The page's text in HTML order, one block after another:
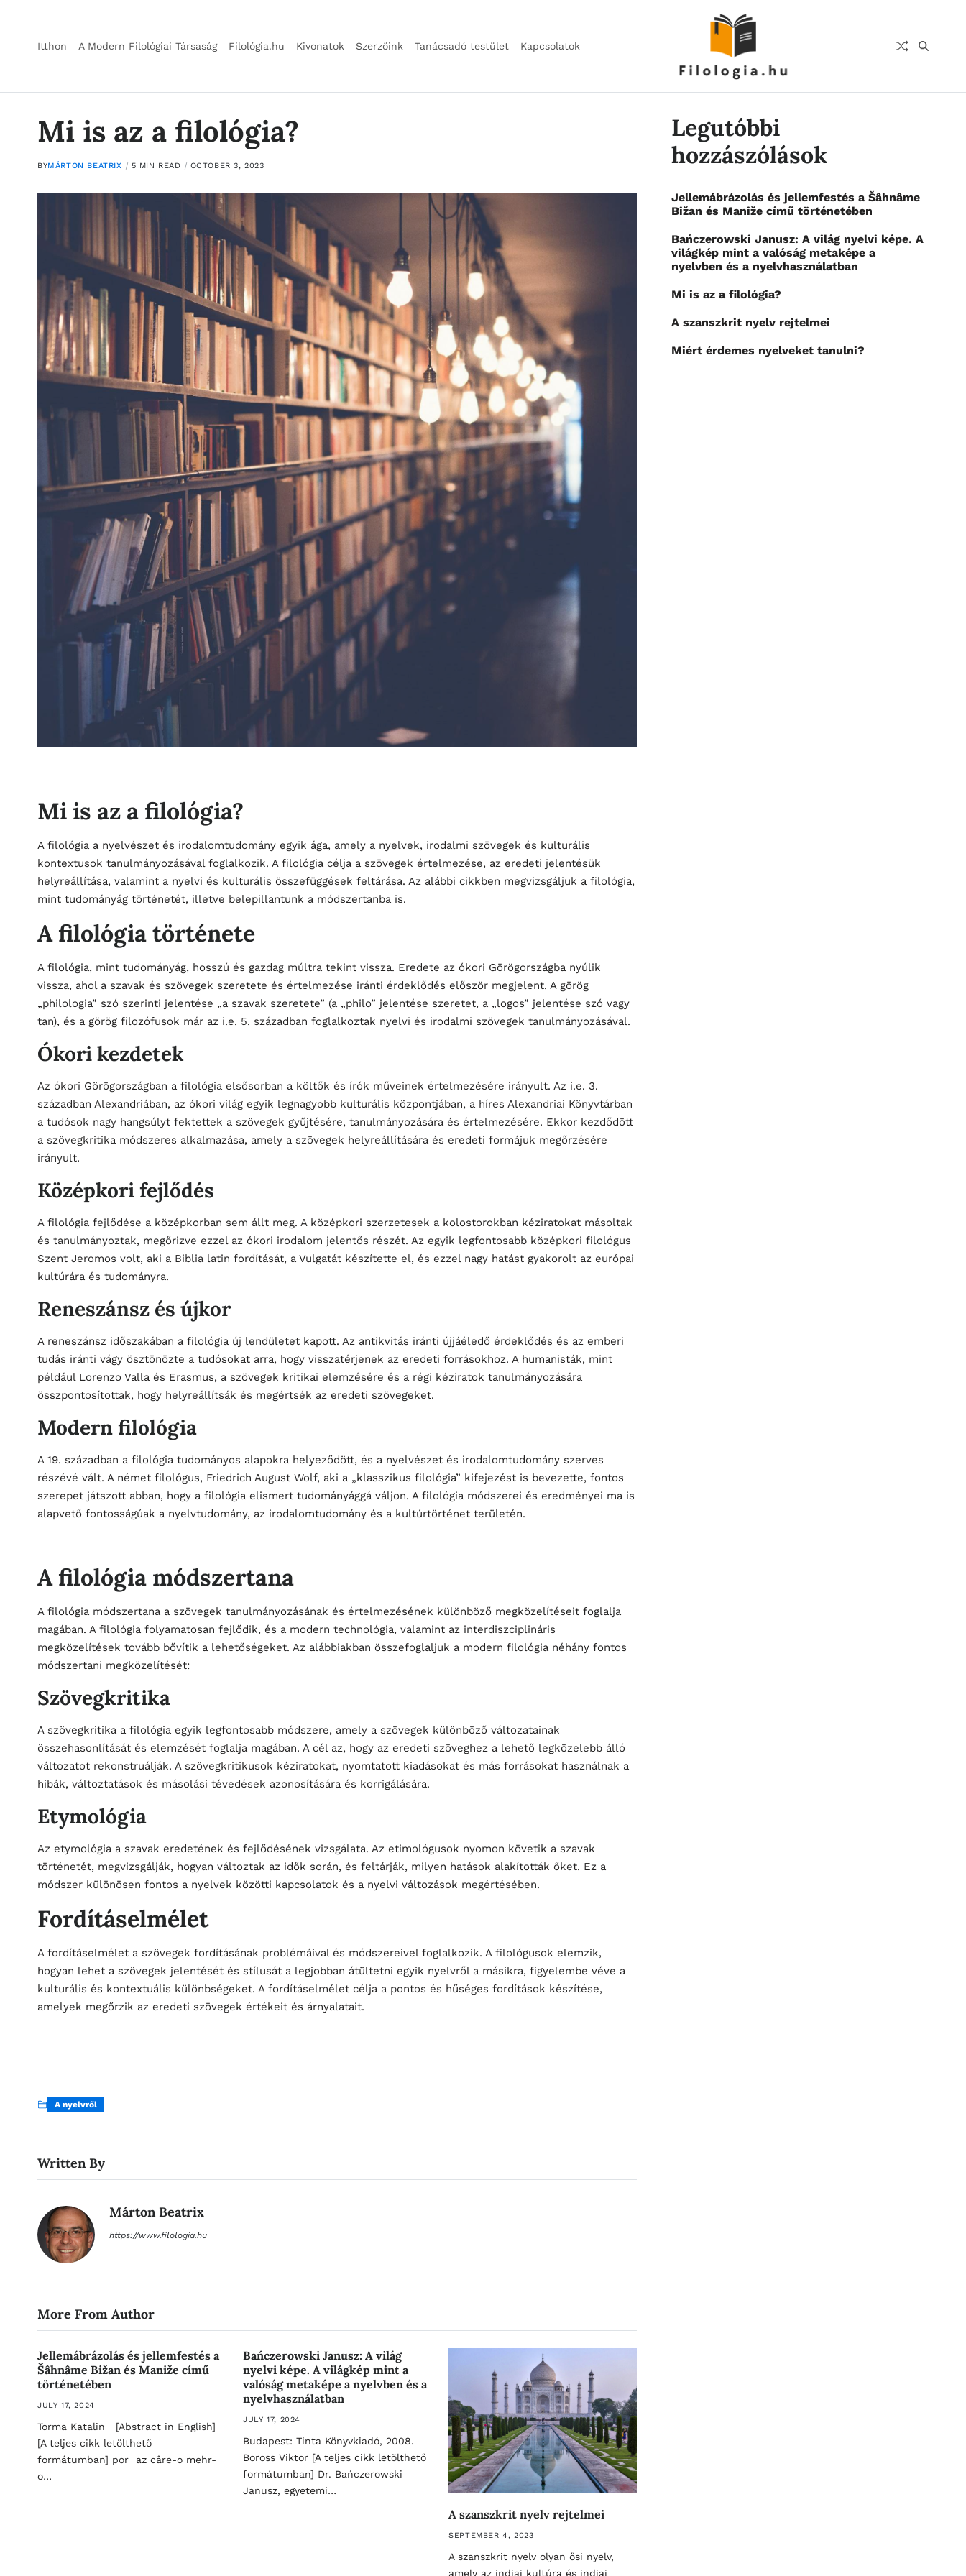
Itthon A Modern Filológiai Társaság Filológia.hu Kivonatok Szerzőink Tanácsadó testület Kapcsolatok
Mi is az a filológia?
BYMÁRTON BEATRIX 5 MIN READ OCTOBER 3, 2023
Mi is az a filológia?
A filológia a nyelvészet és irodalomtudomány egyik ága, amely a nyelvek, irodalmi szövegek és kulturális
kontextusok tanulmányozásával foglalkozik. A filológia célja a szövegek értelmezése, az eredeti jelentésük
helyreállítása, valamint a nyelvi és kulturális összefüggések feltárása. Az alábbi cikkben megvizsgáljuk a filológia,
mint tudományág történetét, illetve belepillantunk a módszertanba is.
A filológia története
A filológia, mint tudományág, hosszú és gazdag múltra tekint vissza. Eredete az ókori Görögországba nyúlik
vissza, ahol a szavak és szövegek szeretete és értelmezése iránti érdeklődés először megjelent. A görög
„philologia” szó szerinti jelentése „a szavak szeretete” (a „philo” jelentése szeretet, a „logos” jelentése szó vagy
tan), és a görög filozófusok már az i.e. 5. században foglalkoztak nyelvi és irodalmi szövegek tanulmányozásával.
Ókori kezdetek
Az ókori Görögországban a filológia elsősorban a költők és írók műveinek értelmezésére irányult. Az i.e. 3.
században Alexandriában, az ókori világ egyik legnagyobb kulturális központjában, a híres Alexandriai Könyvtárban
a tudósok nagy hangsúlyt fektettek a szövegek gyűjtésére, tanulmányozására és értelmezésére. Ekkor kezdődött
a szövegkritika módszeres alkalmazása, amely a szövegek helyreállítására és eredeti formájuk megőrzésére
irányult.
Középkori fejlődés
A filológia fejlődése a középkorban sem állt meg. A középkori szerzetesek a kolostorokban kéziratokat másoltak
és tanulmányoztak, megőrizve ezzel az ókori irodalom jelentős részét. Az egyik legfontosabb középkori filológus
Szent Jeromos volt, aki a Biblia latin fordítását, a Vulgatát készítette el, és ezzel nagy hatást gyakorolt az európai
kultúrára és tudományra.
Reneszánsz és újkor
A reneszánsz időszakában a filológia új lendületet kapott. Az antikvitás iránti újjáéledő érdeklődés és az emberi
tudás iránti vágy ösztönözte a tudósokat arra, hogy visszatérjenek az eredeti forrásokhoz. A humanisták, mint
például Lorenzo Valla és Erasmus, a szövegek kritikai elemzésére és a régi kéziratok tanulmányozására
összpontosítottak, hogy helyreállítsák és megértsék az eredeti szövegeket.
Modern filológia
A 19. században a filológia tudományos alapokra helyeződött, és a nyelvészet és irodalomtudomány szerves
részévé vált. A német filológus, Friedrich August Wolf, aki a „klasszikus filológia” kifejezést is bevezette, fontos
szerepet játszott abban, hogy a filológia elismert tudományággá váljon. A filológia módszerei és eredményei ma is
alapvető fontosságúak a nyelvtudomány, az irodalomtudomány és a kultúrtörténet területén.
A filológia módszertana
A filológia módszertana a szövegek tanulmányozásának és értelmezésének különböző megközelítéseit foglalja
magában. A filológia folyamatosan fejlődik, és a modern technológia, valamint az interdiszciplináris
megközelítések tovább bővítik a lehetőségeket. Az alábbiakban összefoglaljuk a modern filológia néhány fontos
módszertani megközelítését:
Szövegkritika
A szövegkritika a filológia egyik legfontosabb módszere, amely a szövegek különböző változatainak
összehasonlítását és elemzését foglalja magában. A cél az, hogy az eredeti szöveghez a lehető legközelebb álló
változatot rekonstruálják. A szövegkritikusok kéziratokat, nyomtatott kiadásokat és más forrásokat használnak a
hibák, változtatások és másolási tévedések azonosítására és korrigálására.
Etymológia
Az etymológia a szavak eredetének és fejlődésének vizsgálata. Az etimológusok nyomon követik a szavak
történetét, megvizsgálják, hogyan változtak az idők során, és feltárják, milyen hatások alakították őket. Ez a
módszer különösen fontos a nyelvek közötti kapcsolatok és a nyelvi változások megértésében.
Fordításelmélet
A fordításelmélet a szövegek fordításának problémáival és módszereivel foglalkozik. A filológusok elemzik,
hogyan lehet a szövegek jelentését és stílusát a legjobban átültetni egyik nyelvről a másikra, figyelembe véve a
kulturális és kontextuális különbségeket. A fordításelmélet célja a pontos és hűséges fordítások készítése,
amelyek megőrzik az eredeti szövegek értékeit és árnyalatait.
A nyelvről
Written By
Márton Beatrix
https://www.filologia.hu
More From Author
Jellemábrázolás és jellemfestés a
Šâhnâme Bižan és Maniže című
történetében
JULY 17, 2024
Torma Katalin [Abstract in English]
[A teljes cikk letölthető
formátumban] por az câre-o mehr-
o…
Bańczerowski Janusz: A világ
nyelvi képe. A világkép mint a
valóság metaképe a nyelvben és a
nyelvhasználatban
JULY 17, 2024
Budapest: Tinta Könyvkiadó, 2008.
Boross Viktor [A teljes cikk letölthető
formátumban] Dr. Bańczerowski
Janusz, egyetemi…
A szanszkrit nyelv rejtelmei
SEPTEMBER 4, 2023
A szanszkrit nyelv olyan ősi nyelv,
amely az indiai kultúra és indiai
Legutóbbi
hozzászólások
Jellemábrázolás és jellemfestés a Šâhnâme
Bižan és Maniže című történetében
Bańczerowski Janusz: A világ nyelvi képe. A
világkép mint a valóság metaképe a
nyelvben és a nyelvhasználatban
Mi is az a filológia?
A szanszkrit nyelv rejtelmei
Miért érdemes nyelveket tanulni?